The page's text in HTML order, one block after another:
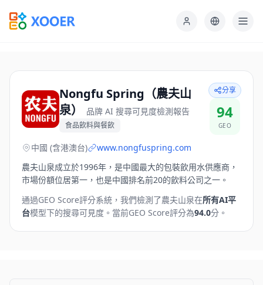
Nongfu Spring（農夫山
泉）
品牌 AI 搜尋可見度檢測報告
食品飲料與餐飲
分享
94
GEO
中國 (含港澳台)
www.nongfuspring.com
農夫山泉成立於1996年，是中國最大的包裝飲用水供應商，
市場份額位居第一，也是中國排名前20的飲料公司之一。
通過GEO Score評分系統，我們檢測了農夫山泉在所有AI平
台模型下的搜尋可見度。 當前GEO Score評分為94.0分。